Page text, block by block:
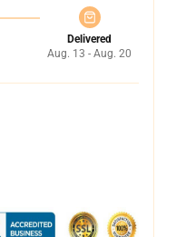
Delivered
Aug. 13 - Aug. 20